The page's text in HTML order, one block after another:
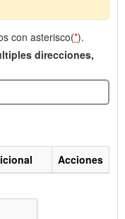
con asterisco(*).
direcciones,
Acciones